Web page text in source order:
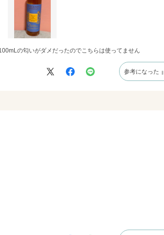
の匂いがダメだったのでこちらは使ってません
参考になった